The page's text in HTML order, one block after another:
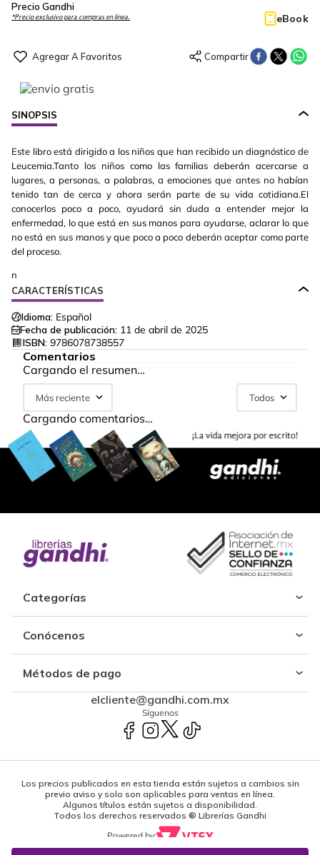
Precio Gandhi
*Precio exclusivo para compras en línea. eBook
SINOPSIS
Este libro está dirigido a los niños que han recibido un diagnóstico de
Leucemia.Tanto los niños como las familias deberán acercarse a
lugares, a personas, a palabras, a emociones que antes no habían
tenido tan de cerca y ahora serán parte de su vida cotidiana.El
conocerlos poco a poco, ayudará sin duda a entender mejor la
enfermedad, lo que está en sus manos para ayudarse, aclarar lo que
no está en sus manos y que poco a poco deberán aceptar como parte
del proceso.
n
CARACTERÍSTICAS
Idioma: Español
Fecha de publicación: 11 de abril de 2025
ISBN: 9786078738557
Comentarios
Cargando el resumen…
Más reciente Todos
Cargando comentarios…
Categorías
Conócenos
Métodos de pago
elcliente@gandhi.com.mx
Síguenos
Los precios publicados en esta tienda están sujetos a cambios sin
previo aviso y solo son aplicables para ventas en línea.
Algunos títulos están sujetos a disponibilidad.
Todos los derechos reservados ® Librerías Gandhi
Powered by: